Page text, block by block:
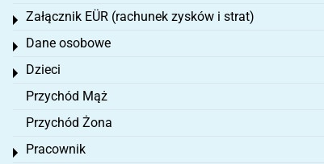
Załącznik EÜR (rachunek zysków i strat)
Toggle menu
Dane osobowe
Toggle menu
Dzieci
Toggle menu
Przychód Mąż
Przychód Żona
Pracownik
Toggle menu